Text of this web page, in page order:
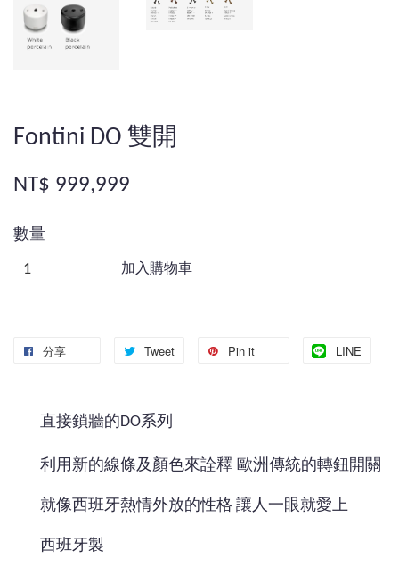
Fontini DO 雙開
NT$ 999,999
數量
加入購物車
分享 Tweet Pin it LINE
直接鎖牆的DO系列
利用新的線條及顏色來詮釋 歐洲傳統的轉鈕開關
就像西班牙熱情外放的性格 讓人一眼就愛上
西班牙製